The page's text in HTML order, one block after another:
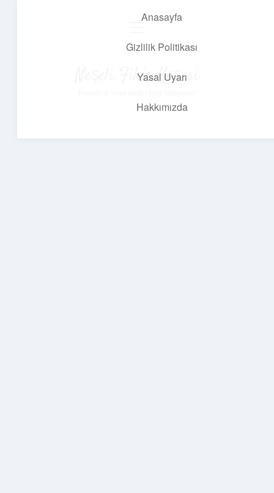
Anasayfa
Gizlilik Politikası
Yasal Uyarı
Hakkımızda
Neşeli Fikir Köşesi